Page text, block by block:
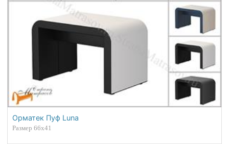
Орматек Пуф Luna
Размер 66х41